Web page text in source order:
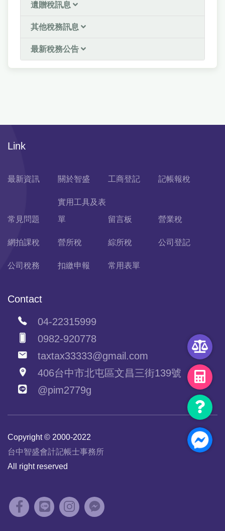
遺贈稅訊息
其他稅務訊息
最新稅務公告
Link
最新資訊 關於智盛 工商登記 記帳報稅
常見問題
實用工具及表
單
留言板 營業稅
網拍課稅 營所稅 綜所稅 公司登記
公司稅務 扣繳申報 常用表單
Contact
04-22315999
0982-920778
taxtax33333@gmail.com
406台中市北屯區文昌三街139號
@pim2779g
Copyright © 2000-2022
台中智盛會計記帳士事務所
All right reserved